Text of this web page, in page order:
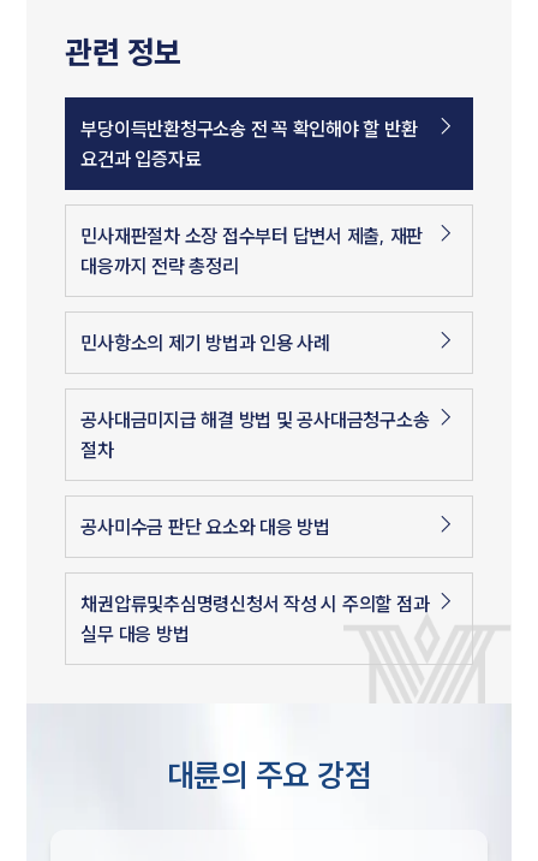
관련 정보
부당이득반환청구소송 전 꼭 확인해야 할 반환
요건과 입증자료
민사재판절차 소장 접수부터 답변서 제출, 재판
대응까지 전략 총정리
민사항소의 제기 방법과 인용 사례
공사대금미지급 해결 방법 및 공사대금청구소송
절차
공사미수금 판단 요소와 대응 방법
채권압류및추심명령신청서 작성 시 주의할 점과
실무 대응 방법
대륜의 주요 강점